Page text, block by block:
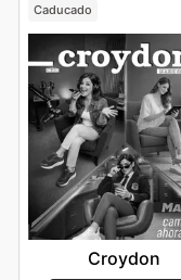
Caducado
Croydon